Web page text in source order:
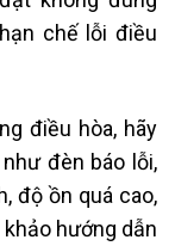
chế lỗi điều
điều hòa, hãy
đèn báo lỗi,
độ ồn quá cao,
hướng dẫn